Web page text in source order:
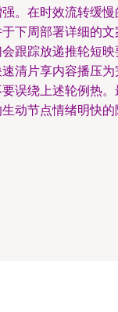
。在时效流转缓
下周部署详细的
跟踪放递推轮短
清片享内容播
误绕上述轮例热
动节点情绪明快